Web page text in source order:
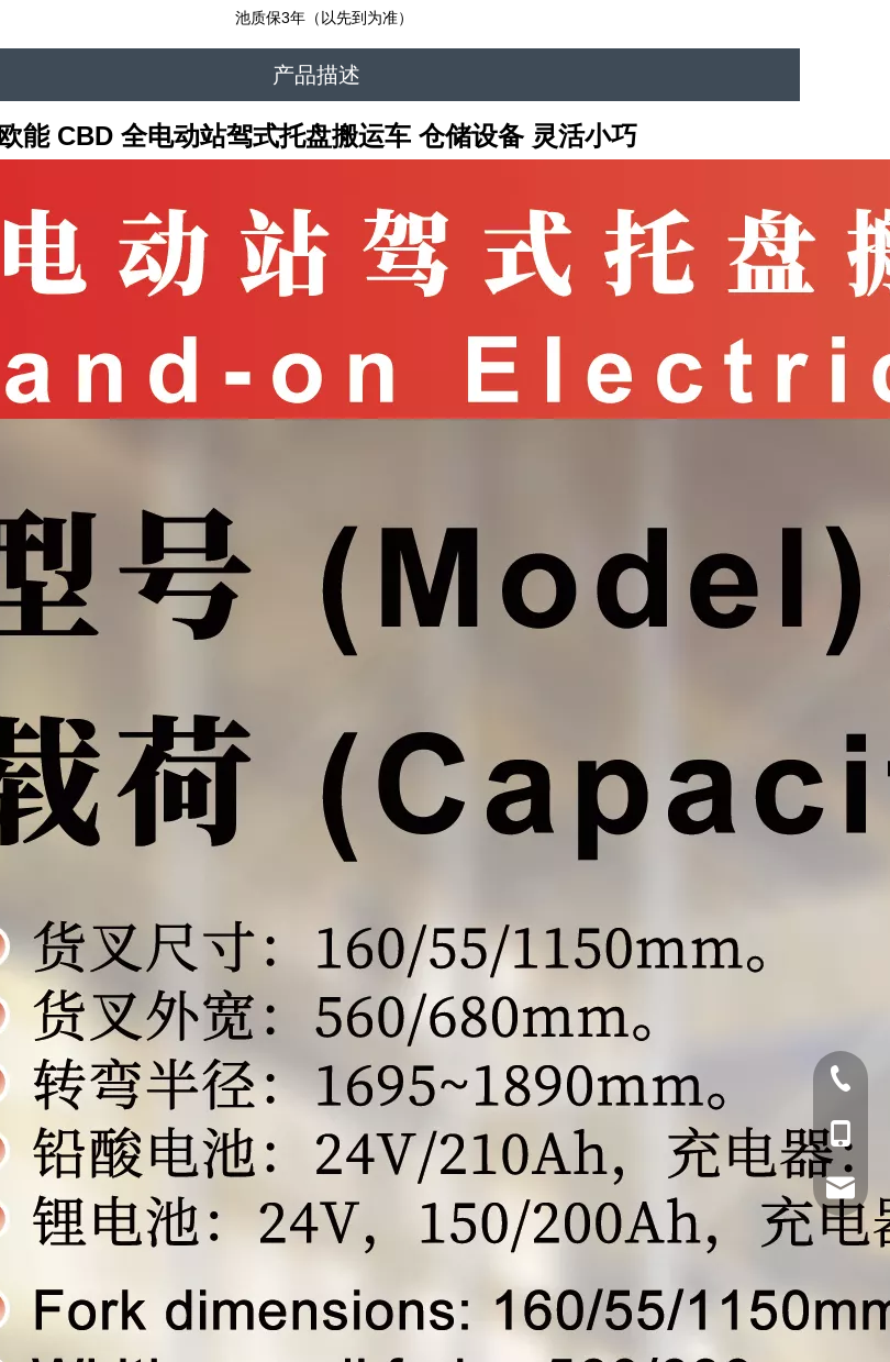
池质保3年（以先到为准）
产品描述
欧能 CBD 全电动站驾式托盘搬运车 仓储设备 灵活小巧
销售热